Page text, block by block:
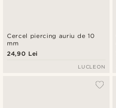
Cercel piercing auriu de 10
mm
24,90 Lei
LUCLEON